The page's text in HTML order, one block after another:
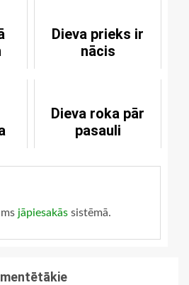
Dieva prieks ir
nācis
Dieva roka pār
pasauli
jāpiesakās sistēmā.